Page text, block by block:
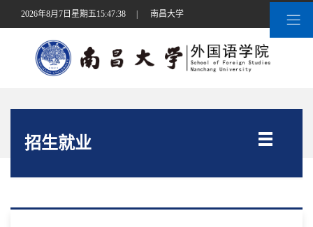
2026年8月7日星期五15:47:39 南昌大学
招生就业